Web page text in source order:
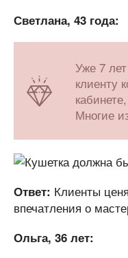
Светлана, 43 года:
Уже 7
клиенту
Многие
Ответ: Клиенты
впечатления о
Ольга, 36 лет: